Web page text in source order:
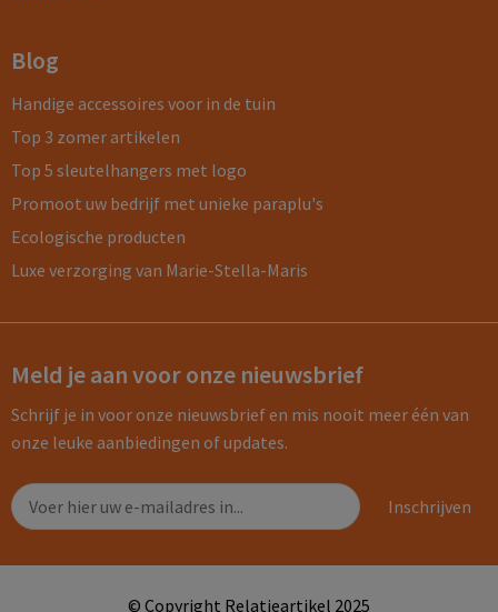
Blog
Handige accessoires voor in de tuin
Top 3 zomer artikelen
Top 5 sleutelhangers met logo
Promoot uw bedrijf met unieke paraplu's
Ecologische producten
Luxe verzorging van Marie-Stella-Maris
Meld je aan voor onze nieuwsbrief
Schrijf je in voor onze nieuwsbrief en mis nooit meer één van
onze leuke aanbiedingen of updates.
© Copyright Relatieartikel 2025